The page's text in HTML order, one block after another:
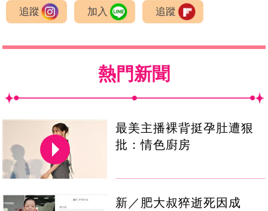
追蹤 加入 追蹤
熱門新聞
最美主播裸背挺孕肚遭狠
批：情色廚房
新／肥大叔猝逝死因成